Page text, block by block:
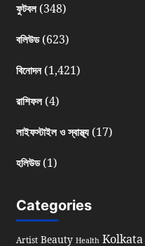
ফুটবল(348)
বলিউড(623)
বিনোদন(1,421)
রাশিফল(4)
লাইফস্টাইল ও স্বাস্থ্য(17)
হলিউড(1)
Categories
Artist Beauty Health Kolkata